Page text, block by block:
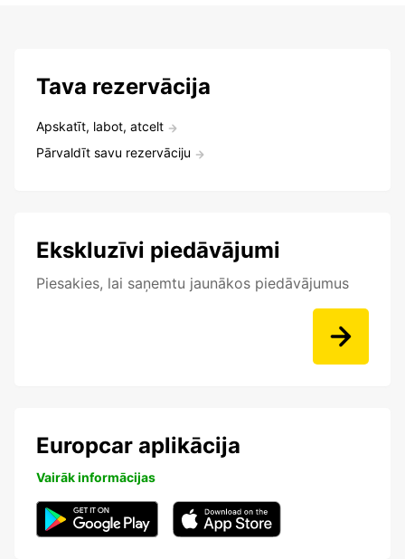
Tava rezervācija
Apskatīt, labot, atcelt
Pārvaldīt savu rezervāciju
Ekskluzīvi piedāvājumi
Piesakies, lai saņemtu jaunākos piedāvājumus
Europcar aplikācija
Vairāk informācijas